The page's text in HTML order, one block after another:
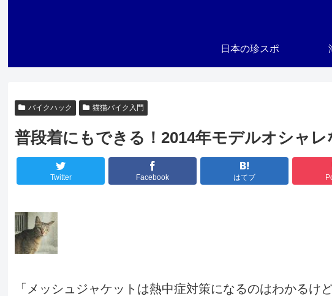
日本の珍スポ
バイクハック 猫猫バイク入門
普段着にもできる！2014年モデルオシャ
Twitter Facebook はてブ
「メッシュジャケットは熱中症対策になるのはわかるけど